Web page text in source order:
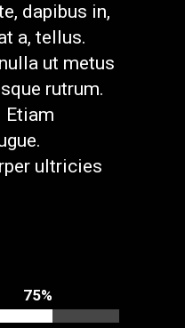
dapibus in,
a, tellus.
ut metus
rutrum.
Etiam
ultricies
75